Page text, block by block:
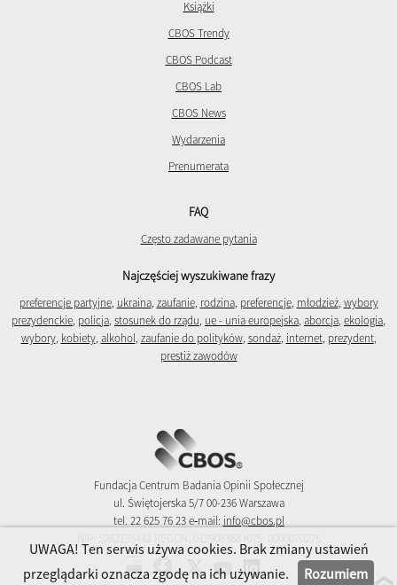
UWAGA! Ten serwis używa cookies. Brak zmiany ustawień
przeglądarki oznacza zgodę na ich używanie.
Rozumiem
Książki
CBOS Trendy
CBOS Podcast
CBOS Lab
CBOS News
Wydarzenia
Prenumerata
FAQ
Często zadawane pytania
Najczęściej wyszukiwane frazy
preferencje partyjne, ukraina, zaufanie, rodzina, preferencje, młodzież, wybory
prezydenckie, policja, stosunek do rządu, ue - unia europejska, aborcja, ekologia,
wybory, kobiety, alkohol, zaufanie do polityków, sondaż, internet, prezydent,
prestiż zawodów
Fundacja Centrum Badania Opinii Społecznej
ul. Świętojerska 5/7 00-236 Warszawa
tel. 22 625 76 23 e‑mail: info@cbos.pl